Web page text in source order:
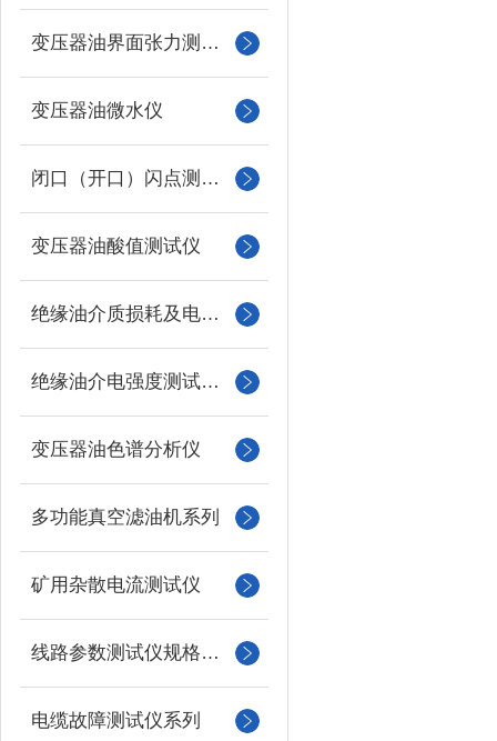
变压器油界面张力测试仪
变压器油微水仪
闭口（开口）闪点测定仪
变压器油酸值测试仪
绝缘油介质损耗及电阻率测试仪
绝缘油介电强度测试仪系列
变压器油色谱分析仪
多功能真空滤油机系列
矿用杂散电流测试仪
线路参数测试仪规格型号
电缆故障测试仪系列